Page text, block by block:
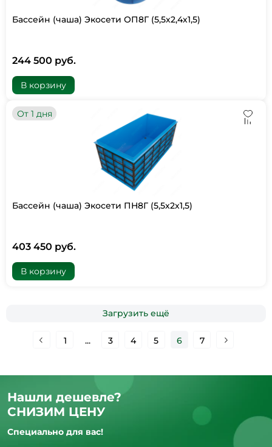
Бассейн (чаша) Экосети ОП8Г (5,5х2,4х1,5)
244 500 руб.
В корзину
От 1 дня
Бассейн (чаша) Экосети ПН8Г (5,5х2х1,5)
403 450 руб.
В корзину
Загрузить ещё
1 ... 3 4 5 6 7
Нашли дешевле?
СНИЗИМ ЦЕНУ
Специально для вас!